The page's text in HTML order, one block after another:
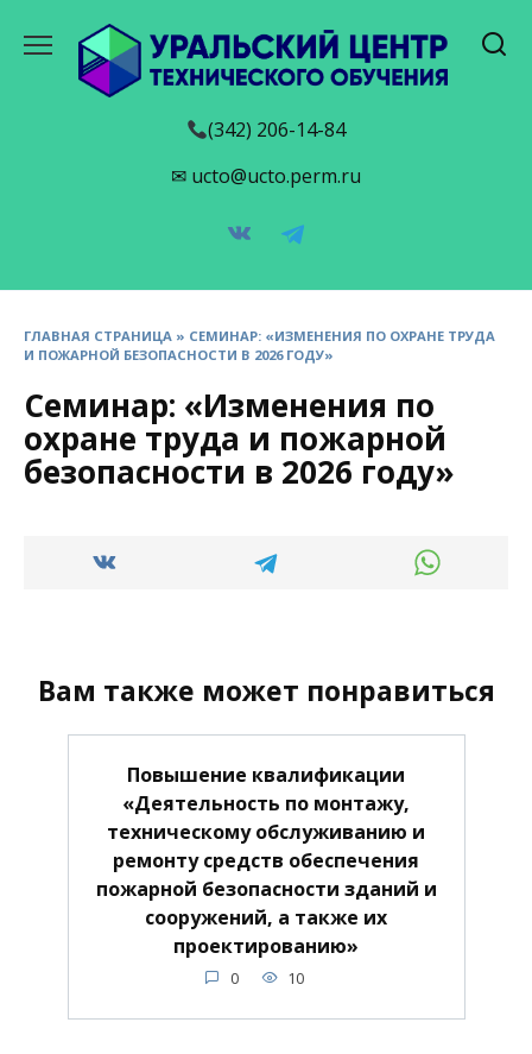
содержанию
(342) 206-14-84
✉ ucto@ucto.perm.ru
ГЛАВНАЯ СТРАНИЦА » СЕМИНАР: «ИЗМЕНЕНИЯ ПО ОХРАНЕ ТРУДА
И ПОЖАРНОЙ БЕЗОПАСНОСТИ В 2026 ГОДУ»
Семинар: «Изменения по
охране труда и пожарной
безопасности в 2026 году»
Вам также может понравиться
Повышение квалификации
«Деятельность по монтажу,
техническому обслуживанию и
ремонту средств обеспечения
пожарной безопасности зданий и
сооружений, а также их
проектированию»
0 10